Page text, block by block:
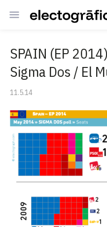
SPAIN (EP
Sigma Dos / El
11.5.14